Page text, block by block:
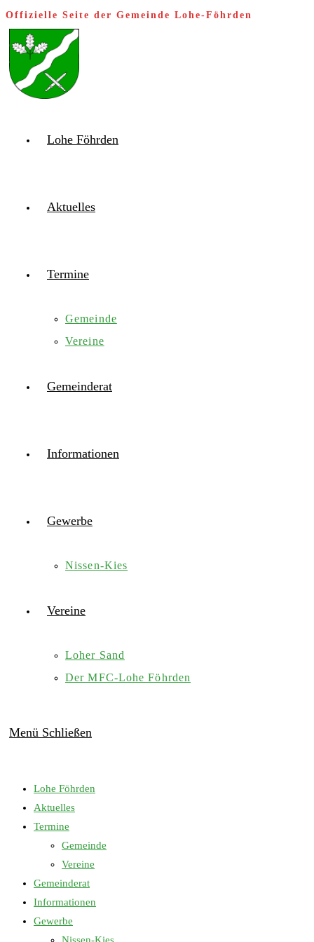
Zum
Inhalt
springen
Offizielle Seite der Gemeinde Lohe-Föhrden
Lohe Föhrden
Aktuelles
Termine
Gemeinde
Vereine
Gemeinderat
Informationen
Gewerbe
Nissen-Kies
Vereine
Loher Sand
Der MFC-Lohe Föhrden
Menü Schließen
Lohe Föhrden
Aktuelles
Termine
Gemeinde
Vereine
Gemeinderat
Informationen
Gewerbe